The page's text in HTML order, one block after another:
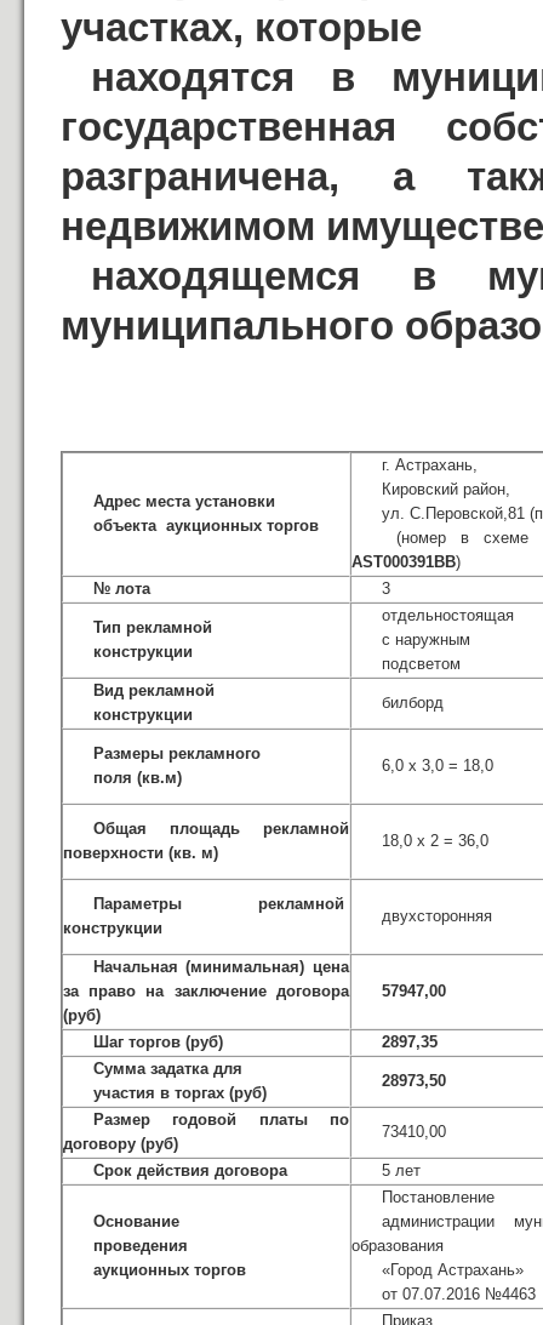
участках, которые
находятся в
государственная
разграничена, а
недвижимом
находящемся в
муниципального
Адрес места установки
объекта аукционных торгов
г. Астрахань,
Кировский район,
ул. С.Перовской,81
(номер в схеме
AST000391ВВ)
№ лота
3
Тип рекламной
конструкции
отдельностоящая
с наружным
подсветом
Вид рекламной
конструкции
билборд
Размеры рекламного
поля (кв.м)
6,0 х 3,0 = 18,0
Общая площадь рекламной
поверхности (кв. м)
18,0 х 2 = 36,0
Параметры рекламной
конструкции
двухсторонняя
Начальная (минимальная) цена
за право на заключение договора
(руб)
57947,00
Шаг торгов (руб)
2897,35
Сумма задатка для
участия в торгах (руб)
28973,50
Размер годовой платы по
договору (руб)
73410,00
Срок действия договора 5 лет
Основание
проведения
аукционных торгов
Постановление
администрации
образования
«Город Астрахань»
от 07.07.2016 №4463
Приказ